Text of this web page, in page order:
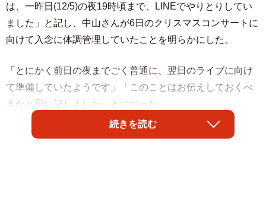
は、一昨日(12/5)の夜19時頃まで、LINEでやりとりしてい
ました」と記し、中山さんが6日のクリスマスコンサートに
向けて入念に体調管理していたことを明らかにした。
「とにかく前日の夜までごく普通に、翌日のライブに向け
て準備していたようです」「このことはお伝えしておくべ
きかと思い記しました」とつづった。
浜崎さんは「中山美穂さんのニュースはちょっとまだ受け
続きを読む